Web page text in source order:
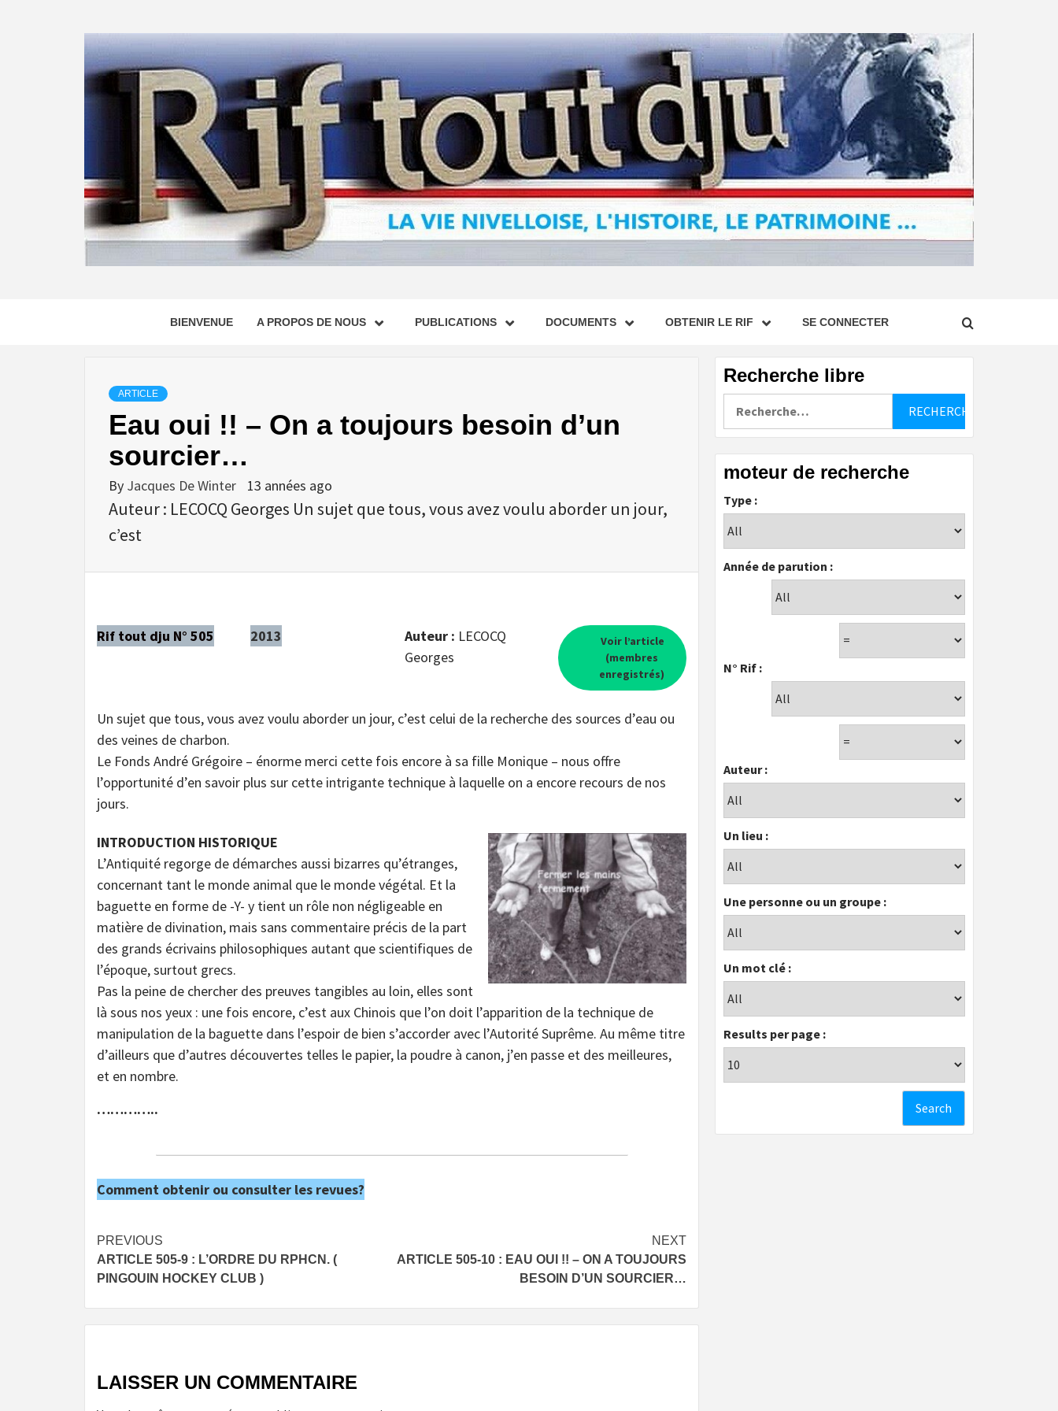
BIENVENUE A PROPOS DE NOUS PUBLICATIONS DOCUMENTS OBTENIR LE RIF SE CONNECTER
ARTICLE
Eau oui !! – On a toujours besoin d’un
sourcier…
By Jacques De Winter 13 années ago
Auteur : LECOCQ Georges Un sujet que tous, vous avez voulu aborder un jour,
c’est
Rif tout dju N° 505 2013 Auteur : LECOCQ
Georges
Voir l’article
(membres
enregistrés)
Un sujet que tous, vous avez voulu aborder un jour, c’est celui de la recherche des sources d’eau ou
des veines de charbon.
Le Fonds André Grégoire – énorme merci cette fois encore à sa fille Monique – nous offre
l’opportunité d’en savoir plus sur cette intrigante technique à laquelle on a encore recours de nos
jours.
INTRODUCTION HISTORIQUE
L’Antiquité regorge de démarches aussi bizarres qu’étranges,
concernant tant le monde animal que le monde végétal. Et la
baguette en forme de -Y- y tient un rôle non négligeable en
matière de divination, mais sans commentaire précis de la part
des grands écrivains philosophiques autant que scientifiques de
l’époque, surtout grecs.
Pas la peine de chercher des preuves tangibles au loin, elles sont
là sous nos yeux : une fois encore, c’est aux Chinois que l’on doit l’apparition de la technique de
manipulation de la baguette dans l’espoir de bien s’accorder avec l’Autorité Suprême. Au même titre
d’ailleurs que d’autres découvertes telles le papier, la poudre à canon, j’en passe et des meilleures,
et en nombre.
…………..
Comment obtenir ou consulter les revues?
Post
navigation
PREVIOUS
ARTICLE 505-9 : L’ORDRE DU RPHCN. (
PINGOUIN HOCKEY CLUB )
NEXT
ARTICLE 505-10 : EAU OUI !! – ON A TOUJOURS
BESOIN D’UN SOURCIER…
LAISSER UN COMMENTAIRE
Recherche libre
moteur de recherche
Type :
Année de parution :
N° Rif :
Auteur :
Un lieu :
Une personne ou un groupe :
Un mot clé :
Results per page :